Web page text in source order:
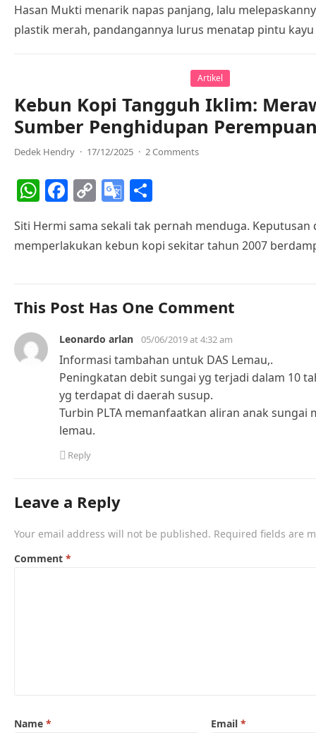
at
s
p
c
e
o
k
p
y
k
o
gl
a
n
sl
at
e
ar
e
Hasan Mukti menarik napas panjang, lalu
plastik merah, pandangannya lurus menatap pintu
Artikel
Kebun Kopi Tangguh Iklim:
Sumber Penghidupan
Dedek Hendry · 17/12/2025 · 2 Comments
W
at
s
p
F
c
e
o
k
C
p
y
n
G
o
gl
Tr
n
sl
at
e
ar
e
Siti Hermi sama sekali tak pernah menduga.
memperlakukan kebun kopi sekitar tahun 2007
This Post Has One Comment
Leonardo arlan 05/06/2019 at 4:32 am
Informasi tambahan untuk DAS Lemau,.
Peningkatan debit sungai yg terjadi dalam 10
yg terdapat di daerah susup.
Turbin PLTA memanfaatkan aliran anak
lemau.
Reply
Leave a Reply
Your email address will not be published. Required fields are
Comment *
Name * Email *